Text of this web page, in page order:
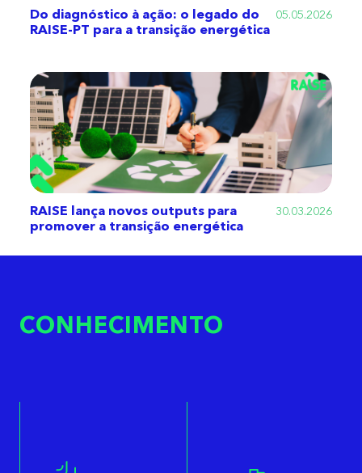
Do diagnóstico à ação: o legado do
RAISE-PT para a transição energética
05.05.2026
RAISE lança novos outputs para
promover a transição energética
30.03.2026
CONHECIMENTO